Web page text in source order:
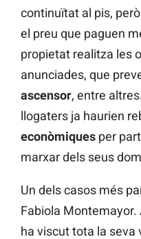
continuïtat al pis,
el preu que paguen
propietat realitza les
anunciades, que
ascensor, entre
llogaters ja haurien
econòmiques per
marxar dels seus
Un dels casos més
Fabiola
ha viscut tota la seva